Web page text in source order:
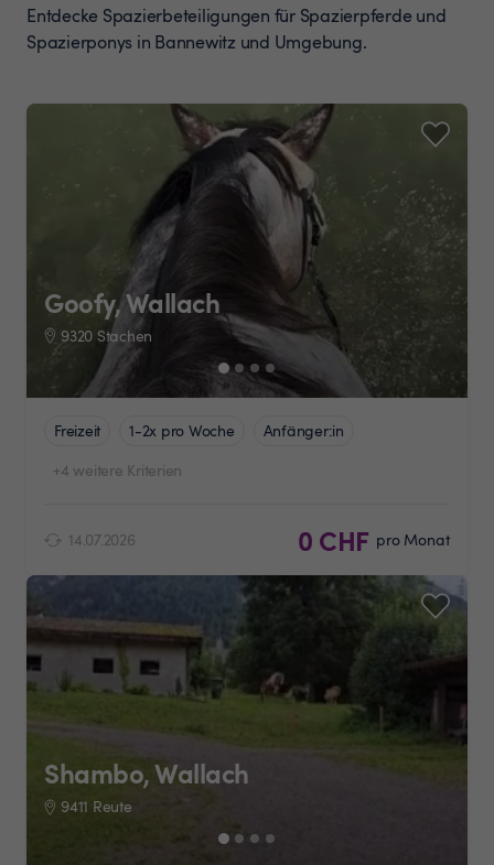
Entdecke Spazierbeteiligungen für Spazierpferde und
Spazierponys in Bannewitz und Umgebung.
Goofy, Wallach
9320 Stachen
Freizeit 1-2x pro Woche
Anfänger:in
+4 weitere Kriterien
14.07.2026 0 CHF pro Monat
Shambo, Wallach
9411 Reute